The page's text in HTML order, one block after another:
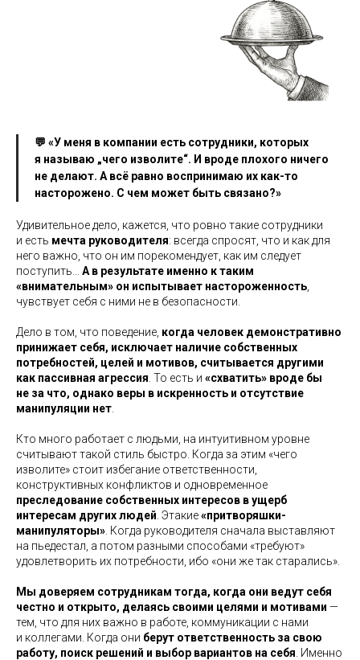
💬 «У меня в компании есть сотрудники, которых
я называю „чего изволите“. И вроде плохого ничего
не делают. А всё равно воспринимаю их как-то
насторожено. С чем может быть связано?»
Удивительное дело, кажется, что ровно такие сотрудники
и есть мечта руководителя: всегда спросят, что и как для
него важно, что он им порекомендует, как им следует
поступить… А в результате именно к таким
«внимательным» он испытывает настороженность
чувствует себя с ними не в безопасности.
Дело в том, что поведение, когда человек демонстративно
принижает себя, исключает наличие собственных
потребностей, целей и мотивов, считывается другими
как пассивная агрессия . То есть и «схватить» вроде бы
не за что, однако веры в искренность и отсутствие
манипуляции нет
Кто много работает с людьми, на интуитивном уровне
считывают такой стиль быстро. Когда за этим «чего
изволите» стоит избегание ответственности,
конструктивных конфликтов и одновременное
преследование собственных интересов в ущерб
интересам других людей . Этакие«притворяшки-
манипуляторы» . Когда руководителя сначала выставляют
на пьедестал, а потом разными способами «требуют»
удовлетворить их потребности, ибо «они же так старались».
Мы доверяем сотрудникам тогда, когда они ведут себя
честно и открыто, делаясь своими целями и мотивами —
тем, что для них важно в работе, коммуникации с нами
и коллегами. Когда они берут ответственность за свою
работу, поиск решений и выбор вариантов на себя . Именно